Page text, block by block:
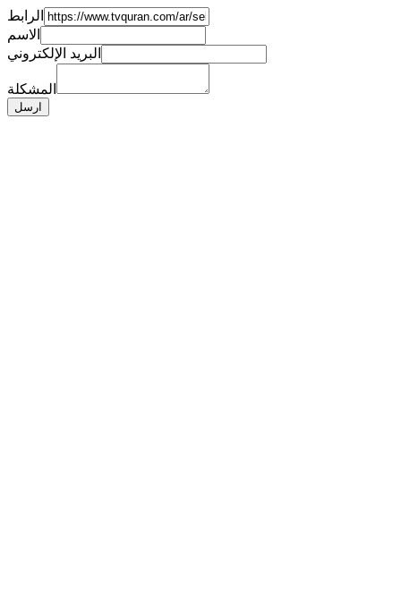
الرابط
الاسم
البريد الإلكتروني
المشكلة
ارسل